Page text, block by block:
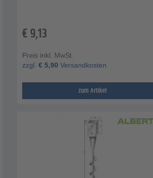
€9,13
Preis inkl. MwSt.
zzgl. € 5,90 Versandkosten
zum Artikel